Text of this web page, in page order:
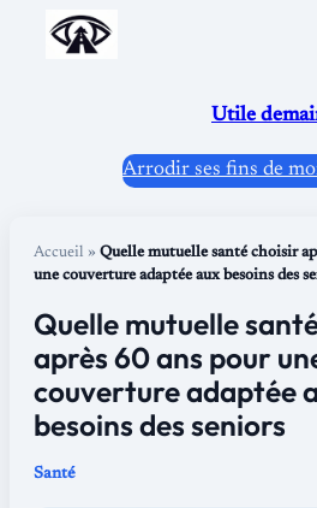
Aller
Utile
Arrodir ses fins de
Accueil » Quelle mutuelle santé choisir
une couverture adaptée aux besoins des
Quelle mutuelle
après 60 ans pour
couverture adaptée
besoins des seniors
Santé